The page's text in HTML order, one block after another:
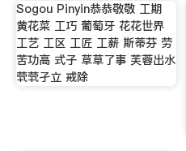
Sogou Pinyin恭恭敬敬 工期
黄花菜 工巧 葡萄牙 花花世界
工艺 工区 工匠 工薪 斯蒂芬 劳
苦功高 式子 草草了事 芙蓉出水
茕茕孑立 戒除